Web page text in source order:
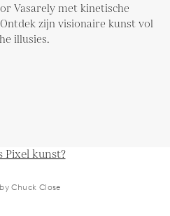
Vasarely met kinetische
zijn visionaire kunst vol
illusies.
Chuck Close